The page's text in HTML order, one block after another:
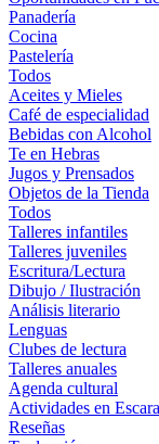
Panadería
Cocina
Pastelería
Todos
Aceites y Mieles
Café de especialidad
Bebidas con Alcohol
Te en Hebras
Jugos y Prensados
Objetos de la Tienda
Todos
Talleres infantiles
Talleres juveniles
Escritura/Lectura
Dibujo / Ilustración
Análisis literario
Lenguas
Clubes de lectura
Talleres anuales
Agenda cultural
Actividades en
Reseñas